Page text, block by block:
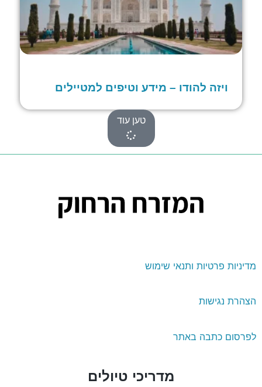
ויזה להודו – מידע וטיפים למטיילים
טען עוד
פרטיות ותנאי שימוש
נגישות
כתבה באתר
מדריכי טיולים